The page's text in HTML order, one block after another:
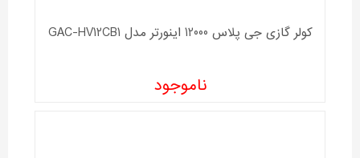
کولر گازی جی پلاس 12000 اینورتر مدل GAC-HV12CB1
ناموجود